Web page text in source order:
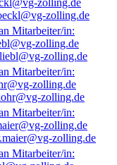
zolling.de
zolling.de
zolling.de
zolling.de